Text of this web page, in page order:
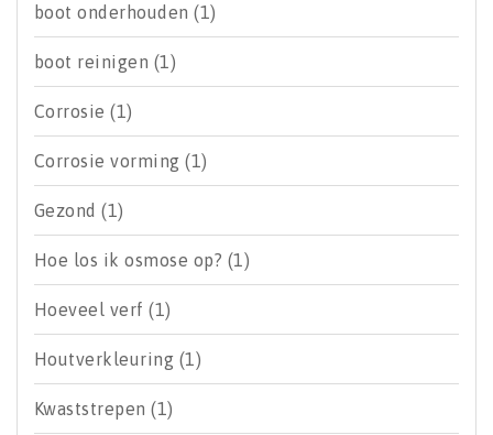
boot onderhouden(1)
boot reinigen (1)
Corrosie(1)
Corrosie vorming(1)
Gezond(1)
Hoe los ik osmose op? (1)
Hoeveel verf(1)
Houtverkleuring (1)
Kwaststrepen(1)